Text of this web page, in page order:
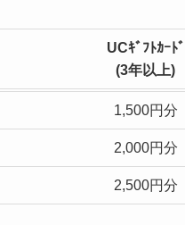
UCｷﾞﾌﾄｶｰﾄﾞ
(3年以上)
1,500円分
2,000円分
2,500円分